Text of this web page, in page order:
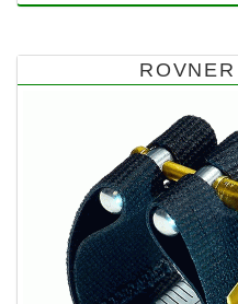
ROVNER